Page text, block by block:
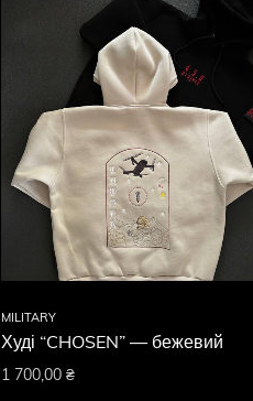
MILITARY
Худі “CHOSEN” — бежевий
1 700,00₴